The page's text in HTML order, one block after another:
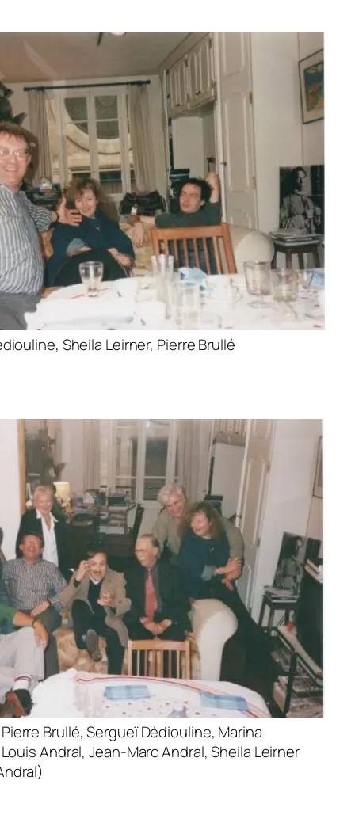
Sheila Leirner, Pierre Brullé
Brullé, Sergueï Dédiouline, Marina
Andral, Jean-Marc Andral, Sheila Leirner